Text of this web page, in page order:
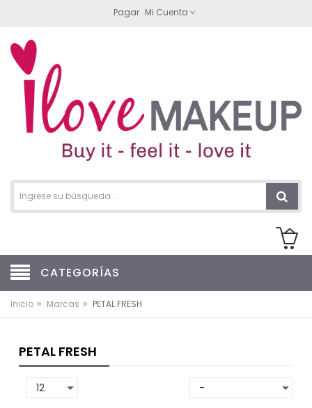
Pagar Mi Cuenta
CATEGORÍAS
Inicio » Marcas » PETAL FRESH
PETAL FRESH